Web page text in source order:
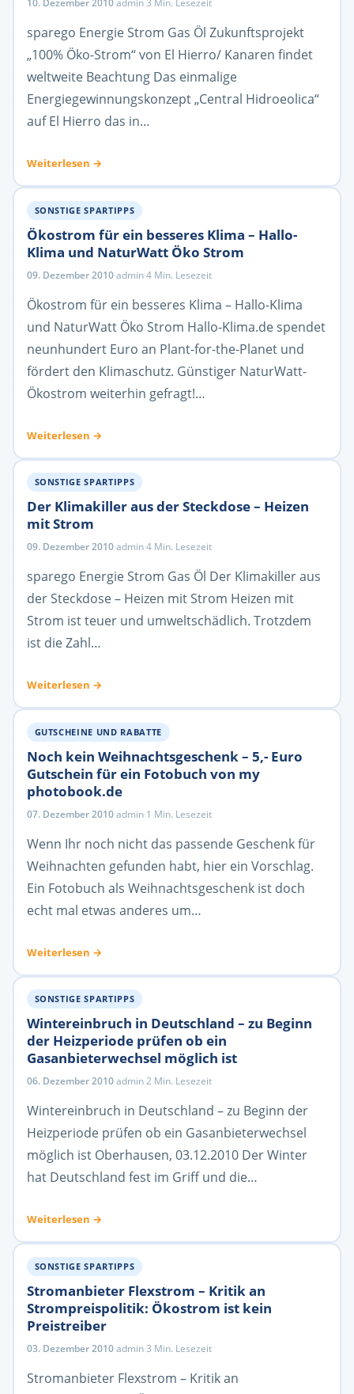
10. Dezember 2010·admin·3 Min. Lesezeit
sparego Energie Strom Gas Öl Zukunftsprojekt
„100% Öko-Strom“ von El Hierro/ Kanaren findet
weltweite Beachtung Das einmalige
Energiegewinnungskonzept „Central Hidroeolica“
auf El Hierro das in…
Weiterlesen →
SONSTIGE SPARTIPPS
Ökostrom für ein besseres Klima – Hallo-
Klima und NaturWatt Öko Strom
09. Dezember 2010·admin·4 Min. Lesezeit
Ökostrom für ein besseres Klima – Hallo-Klima
und NaturWatt Öko Strom Hallo-Klima.de spendet
neunhundert Euro an Plant-for-the-Planet und
fördert den Klimaschutz. Günstiger NaturWatt-
Ökostrom weiterhin gefragt!…
Weiterlesen →
SONSTIGE SPARTIPPS
Der Klimakiller aus der Steckdose – Heizen
mit Strom
09. Dezember 2010·admin·4 Min. Lesezeit
sparego Energie Strom Gas Öl Der Klimakiller aus
der Steckdose – Heizen mit Strom Heizen mit
Strom ist teuer und umweltschädlich. Trotzdem
ist die Zahl…
Weiterlesen →
GUTSCHEINE UND RABATTE
Noch kein Weihnachtsgeschenk – 5,- Euro
Gutschein für ein Fotobuch von my
photobook.de
07. Dezember 2010·admin·1 Min. Lesezeit
Wenn Ihr noch nicht das passende Geschenk für
Weihnachten gefunden habt, hier ein Vorschlag.
Ein Fotobuch als Weihnachtsgeschenk ist doch
echt mal etwas anderes um…
Weiterlesen →
SONSTIGE SPARTIPPS
Wintereinbruch in Deutschland – zu Beginn
der Heizperiode prüfen ob ein
Gasanbieterwechsel möglich ist
06. Dezember 2010·admin·2 Min. Lesezeit
Wintereinbruch in Deutschland – zu Beginn der
Heizperiode prüfen ob ein Gasanbieterwechsel
möglich ist Oberhausen, 03.12.2010 Der Winter
hat Deutschland fest im Griff und die…
Weiterlesen →
SONSTIGE SPARTIPPS
Stromanbieter Flexstrom – Kritik an
Strompreispolitik: Ökostrom ist kein
Preistreiber
03. Dezember 2010·admin·3 Min. Lesezeit
Stromanbieter Flexstrom – Kritik an